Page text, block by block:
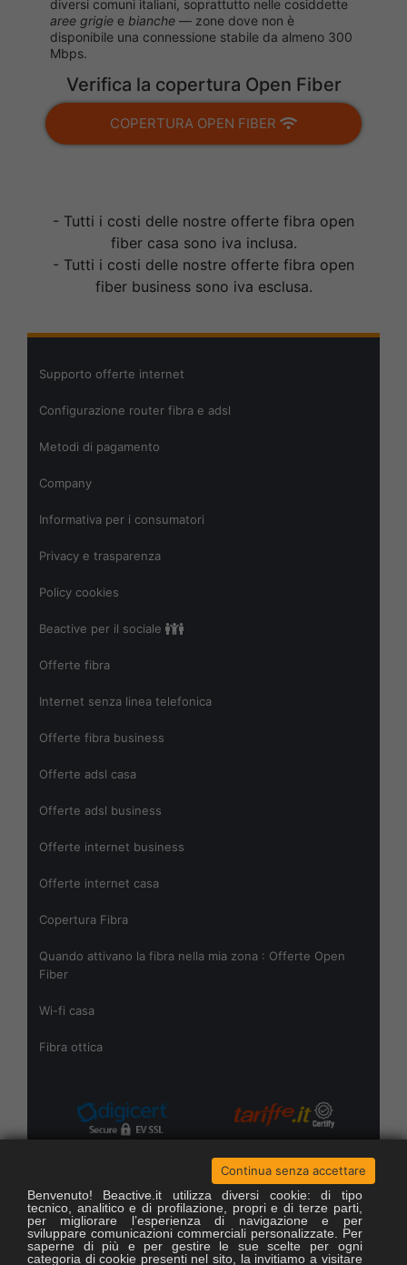
diversi comuni italiani, soprattutto nelle cosiddette
aree grigie e bianche — zone dove non è
disponibile una connessione stabile da almeno 300
Mbps.
Verifica la copertura Open Fiber
COPERTURA OPEN FIBER
- Tutti i costi delle nostre offerte fibra open
fiber casa sono iva inclusa.
- Tutti i costi delle nostre offerte fibra open
fiber business sono iva esclusa.
Supporto offerte internet
Configurazione router fibra e adsl
Metodi di pagamento
Company
Informativa per i consumatori
Privacy e trasparenza
Policy cookies
Beactive per il sociale
Offerte fibra
Internet senza linea telefonica
Offerte fibra business
Offerte adsl casa
Offerte adsl business
Offerte internet business
Offerte internet casa
Copertura Fibra
Quando attivano la fibra nella mia zona : Offerte Open
Fiber
Wi-fi casa
Fibra ottica
Copertura open fiber
ACTIVENETWORK S.p.a. - P. IVA 01599530563
Continua senza accettare
Benvenuto! Beactive.it utilizza diversi cookie: di tipo
tecnico, analitico e di profilazione, propri e di terze parti,
per migliorare l’esperienza di navigazione e per
sviluppare comunicazioni commerciali personalizzate. Per
saperne di più e per gestire le sue scelte per ogni
categoria di cookie presenti nel sito, la invitiamo a visitare